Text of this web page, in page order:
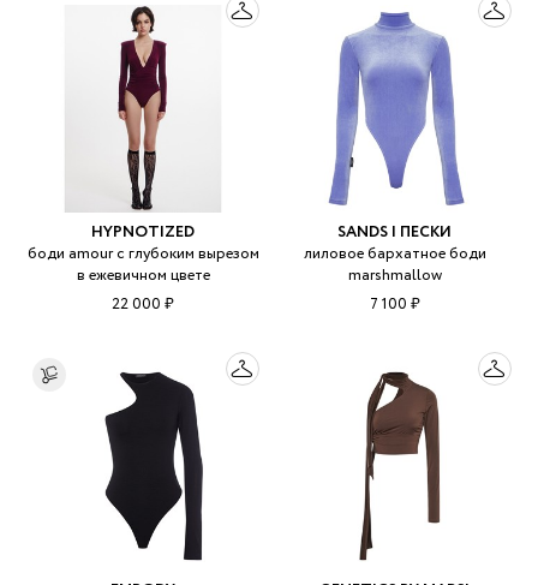
HYPNOTIZED
боди amour с глубоким вырезом
в ежевичном цвете
22 000 ₽
SANDS | ПЕСКИ
лиловое бархатное боди
marshmallow
7 100 ₽